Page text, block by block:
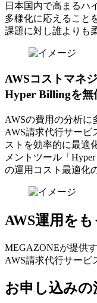
日本国内で高まるハ
多様化に応えること
課題に対し誰よりも
AWSコストマネ
Hyper Billingを無
AWSの費⽤の分析に
AWS請求代⾏サービ
ストを効率的に最適
メントツール「
の運⽤コスト最適化
AWS運用を
MEGAZONEが提供
AWS請求代行サービ
お申し込みの